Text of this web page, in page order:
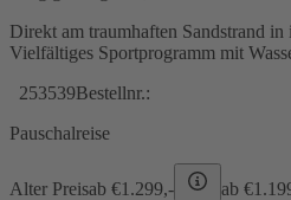
Direkt am traumhaften Sandstrand
Vielfältiges Sportprogramm mit
253539Bestellnr.:
Pauschalreise
Alter Preisab €1.299,- ab €